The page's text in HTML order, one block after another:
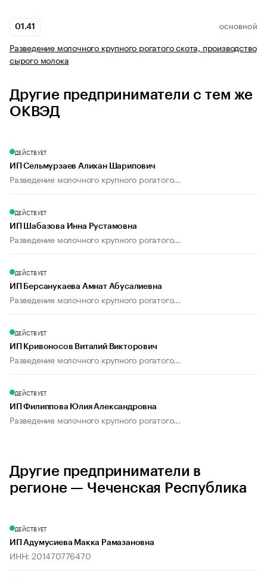
01.41 ОСНОВНОЙ
Разведение молочного крупного рогатого скота, производство
сырого молока
Другие предприниматели с тем же
ОКВЭД
ДЕЙСТВУЕТ
ИП Сельмурзаев Алихан Шарипович
Разведение молочного крупного рогатого...
ДЕЙСТВУЕТ
ИП Шабазова Инна Рустамовна
Разведение молочного крупного рогатого...
ДЕЙСТВУЕТ
ИП Берсанукаева Амнат Абусалиевна
Разведение молочного крупного рогатого...
ДЕЙСТВУЕТ
ИП Кривоносов Виталий Викторович
Разведение молочного крупного рогатого...
ДЕЙСТВУЕТ
ИП Филиппова Юлия Александровна
Разведение молочного крупного рогатого...
Другие предприниматели в
регионе — Чеченская Республика
ДЕЙСТВУЕТ
ИП Адумусиева Макка Рамазановна
ИНН: 201470776470